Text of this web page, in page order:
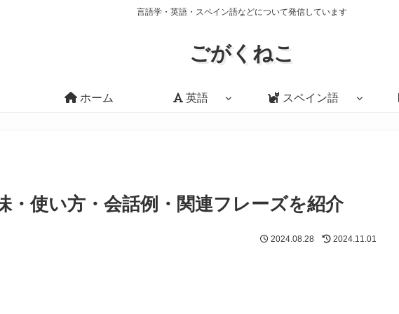
言語学・英語・スペイン語などについて発信しています
ごがくねこ
ホーム 英語 スペイン語
・使い方・会話例・関連フレーズを紹介
2024.08.28 2024.11.01